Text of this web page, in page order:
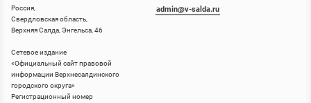
Россия,
Свердловская область,
Верхняя Салда, Энгельса, 46
Сетевое издание
«Официальный сайт правовой
информации Верхнесалдинского
городского округа»
Регистрационный номер
admin@v-salda.ru